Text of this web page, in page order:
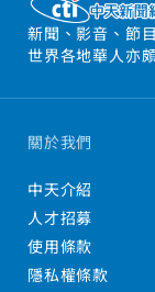
新聞、影音、節
世界各地華人亦
關於我們
中天介紹
人才招募
使用條款
隱私權條款